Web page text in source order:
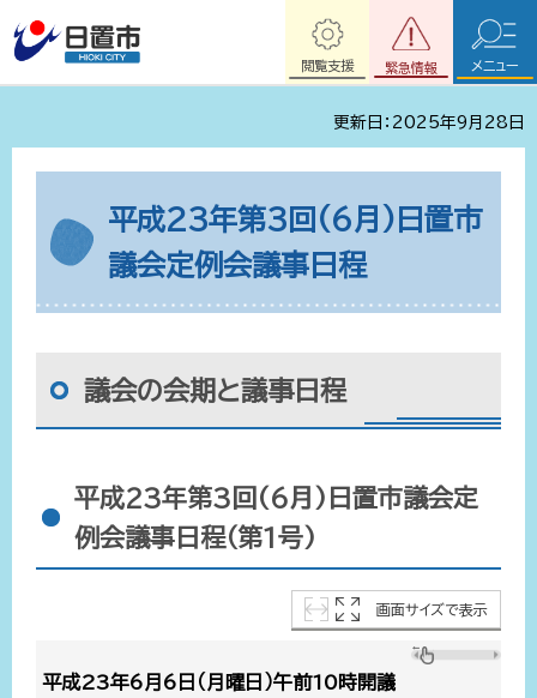
緊急情報
閲覧支援 メニュー
更新日：2025年9月28日
平成23年第3回(6月)日置市
議会定例会議事日程
議会の会期と議事日程
平成23年第3回(6月)日置市議会定
例会議事日程（第1号)
画面サイズで表示
平成23年6月6日（月曜日）午前10時開議